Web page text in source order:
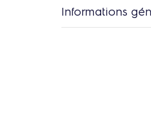
Informations